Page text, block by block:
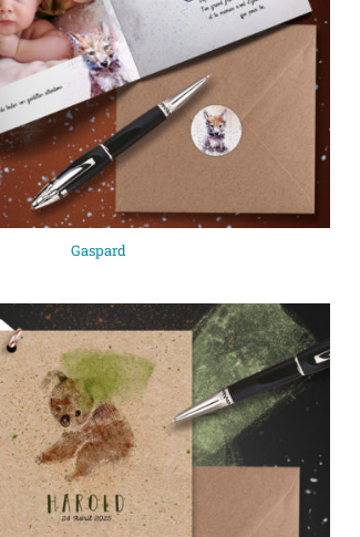
Gaspard